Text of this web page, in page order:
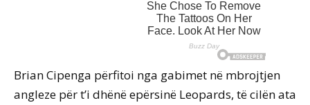
Brian Cipenga përfitoi nga gabimet në mbrojtjen
angleze për t’i dhënë epërsinë Leopards, të cilën ata